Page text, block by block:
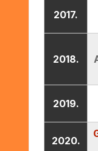
2017.
2018.
2019.
2020.